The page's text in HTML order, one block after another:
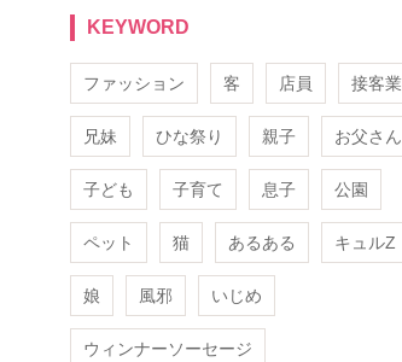
KEYWORD
ファッション 客 店員 接客業
兄妹 ひな祭り 親子 お父さん
子ども 子育て 息子 公園
ペット 猫 あるある キュルZ
娘 風邪 いじめ
ウィンナーソーセージ